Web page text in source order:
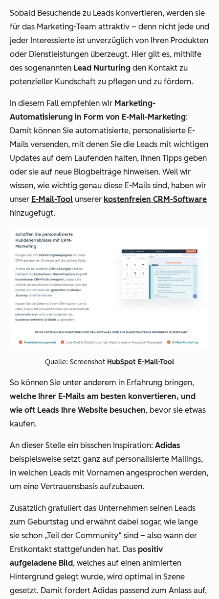
Sobald Besuchende zu Leads konvertieren, werden sie
für das Marketing-Team attraktiv – denn nicht jede und
jeder Interessierte ist unverzüglich von Ihren Produkten
oder Dienstleistungen überzeugt. Hier gilt es, mithilfe
des sogenannten Lead Nurturing den Kontakt zu
potenzieller Kundschaft zu pflegen und zu fördern.
In diesem Fall empfehlen wir Marketing-
Automatisierung in Form von E-Mail-Marketing:
Damit können Sie automatisierte, personalisierte E-
Mails versenden, mit denen Sie die Leads mit wichtigen
Updates auf dem Laufenden halten, ihnen Tipps geben
oder sie auf neue Blogbeiträge hinweisen. Weil wir
wissen, wie wichtig genau diese E-Mails sind, haben wir
unser E-Mail-Tool unserer kostenfreien CRM-Software
hinzugefügt.
Quelle: Screenshot HubSpot E-Mail-Tool
So können Sie unter anderem in Erfahrung bringen,
welche Ihrer E-Mails am besten konvertieren, und
wie oft Leads Ihre Website besuchen, bevor sie etwas
kaufen.
An dieser Stelle ein bisschen Inspiration: Adidas
beispielsweise setzt ganz auf personalisierte Mailings,
in welchen Leads mit Vornamen angesprochen werden,
um eine Vertrauensbasis aufzubauen.
Zusätzlich gratuliert das Unternehmen seinen Leads
zum Geburtstag und erwähnt dabei sogar, wie lange
sie schon „Teil der Community“ sind – also wann der
Erstkontakt stattgefunden hat. Das positiv
aufgeladene Bild, welches auf einen animierten
Hintergrund gelegt wurde, wird optimal in Szene
gesetzt. Damit fordert Adidas passend zum Anlass auf,